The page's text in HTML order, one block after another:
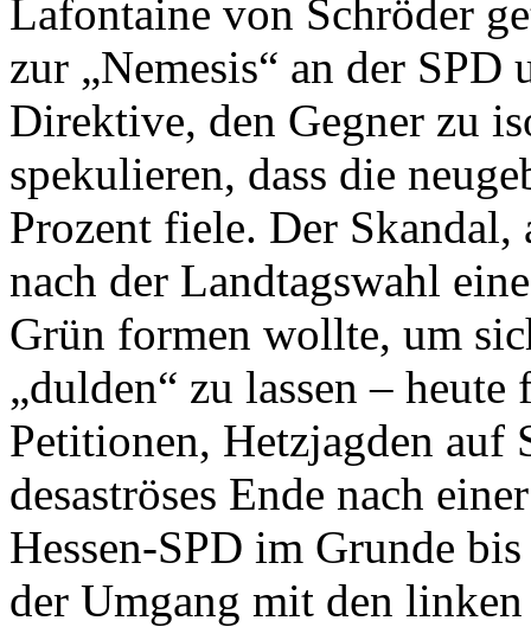
Lafontaine von Schröder
zur „Nemesis“ an der
Direktive, den Gegner zu
spekulieren, dass die
Prozent fiele. Der
nach der Landtagswahl
Grün formen wollte, um
„dulden“ zu lassen – heute
Petitionen, Hetzjagden auf
desaströses Ende nach
Hessen-SPD im Grunde
der Umgang mit den